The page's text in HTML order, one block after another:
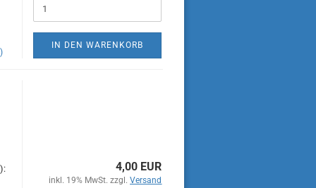
IN DEN WARENKORB
4,00 EUR
inkl. 19% MwSt. zzgl.Versand